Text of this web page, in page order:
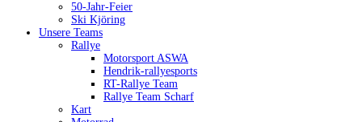
50-Jahr-Feier
Ski Kjöring
Unsere Teams
Rallye
Motorsport ASWA
Hendrik-rallyesports
RT-Rallye Team
Rallye Team Scharf
Kart